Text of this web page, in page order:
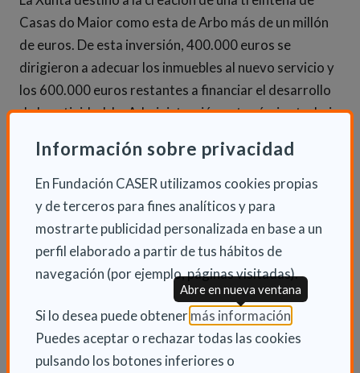
Información sobre privacidad
En Fundación CASER utilizamos cookies propias
y de terceros para fines analíticos y para
mostrarte publicidad personalizada en base a un
perfil elaborado a partir de tus hábitos de
navegación (por ejemplo, páginas visitadas).
Si lo desea puede obtener más información(Abre en
Puedes aceptar o rechazar todas las cookies
pulsando los botones inferiores o
Abre en nueva ventana
Casas do Maior como esta de Arbo más de un millón
de euros. De esta inversión, 400.000 euros se
dirigieron a adecuar los inmuebles al nuevo servicio y
los 600.000 euros restantes a financiar el desarrollo
de la actividad. La Administración autonómica trabaja
puesta en marcha de otras 30 equipaciones de este
tipo.
INFORMACIÓN ADICIONAL
Mié 26 Junio 2019